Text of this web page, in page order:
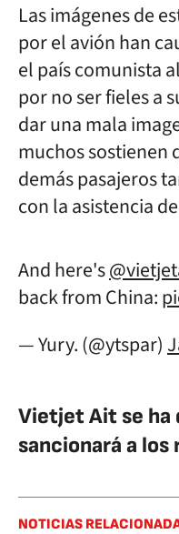
Las imágenes de
por el avión han
el país comunista
por no ser fieles a
dar una mala
muchos sostienen
demás pasajeros
con la asistencia
And here's
back from China:
— Yury. (@ytspar)
Vietjet Ait se ha
sancionará a los
NOTICIAS